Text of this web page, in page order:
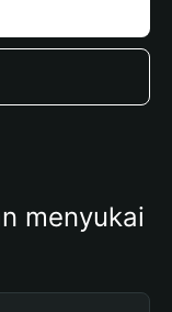
menyukai